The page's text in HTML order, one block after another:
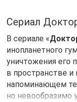
Сериал
В сериале «
инопланетного
уничтожения его
в пространстве
напоминающем
но невообразимо